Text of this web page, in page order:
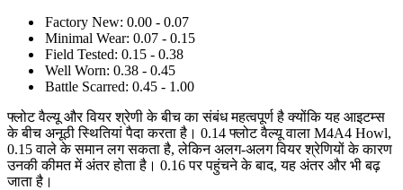
Factory New: 0.00 - 0.07
Minimal Wear: 0.07 - 0.15
Field Tested: 0.15 - 0.38
Well Worn: 0.38 - 0.45
Battle Scarred: 0.45 - 1.00
फ्लोट वैल्यू और वियर श्रेणी के बीच का संबंध महत्वपूर्ण है क्योंकि यह आइटम्स
के बीच अनूठी स्थितियां पैदा करता है। 0.14 फ्लोट वैल्यू वाला M4A4 Howl,
0.15 वाले के समान लग सकता है, लेकिन अलग-अलग वियर श्रेणियों के कारण
उनकी कीमत में अंतर होता है। 0.16 पर पहुंचने के बाद, यह अंतर और भी बढ़
जाता है।